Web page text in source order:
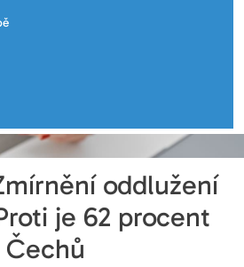
oddlužení
je 62 procent
Čechů